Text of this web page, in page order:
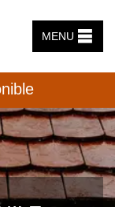
MENU